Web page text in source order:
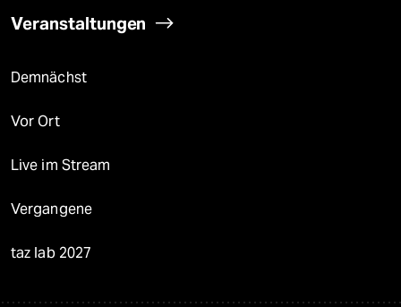
Veranstaltungen
Demnächst
Vor Ort
Live im Stream
Vergangene
taz lab 2027